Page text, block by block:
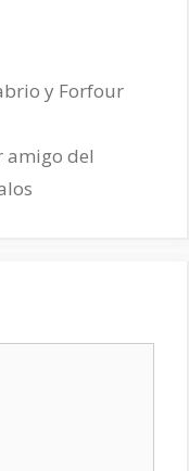
y Forfour
amigo del